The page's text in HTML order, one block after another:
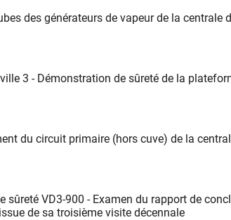
des générateurs de vapeur de la centrale
3 - Démonstration de sûreté de la
du circuit primaire (hors cuve) de la
sûreté VD3-900 - Examen du rapport de
de sa troisième visite décennale